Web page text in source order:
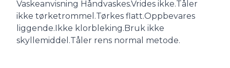
Vaskeanvisning Håndvaskes.Vrides ikke.Tåler
ikke tørketrommel.Tørkes flatt.Oppbevares
liggende.Ikke klorbleking.Bruk ikke
skyllemiddel.Tåler rens normal metode.